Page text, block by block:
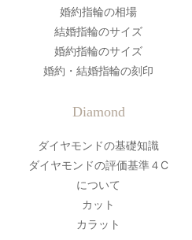
婚約指輪の相場
結婚指輪のサイズ
婚約指輪のサイズ
婚約・結婚指輪の刻印
Diamond
ダイヤモンドの基礎知識
ダイヤモンドの評価基準４C
について
カット
カラット